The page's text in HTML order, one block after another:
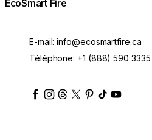
EcoSmart Fire
E-mail:info@ecosmartfire.ca
Téléphone: +1 (888) 590 3335
ecosmartfire
ecosmartfire
ecosmartfire
ecosmartfire
ecosmartfire
ecosmartfire